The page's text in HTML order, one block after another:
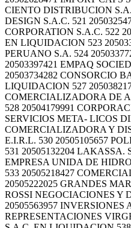
CIENTO DISTRIBUCION
DESIGN S.A.C. 521
CORPORATION S.A.C. 522
EN LIQUIDACION 523
PERUANO S.A. 524
20503397421 EMPAQ
20503734282 CONSORCIO
LIQUIDACION 527
COMERCIALIZADORA DE
528 20504179991
SERVICIOS META- LICOS
COMERCIALIZADORA Y
E.I.R.L. 530 20505105657
531 20505132204 LAKASSA.
EMPRESA UNIDA DE
533 20505218427
20505222025 GRANDES
ROSSI NEGOCIACIONES Y
20505563957 INVERSIONES
REPRESENTACIONES